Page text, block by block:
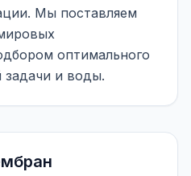
Мы поставляем
оптимального
задачи и воды.